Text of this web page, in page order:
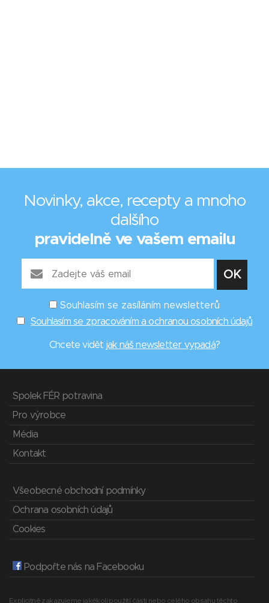
Novinky, akce, recepty a mnoho
dalšího
pravidelně ve vašem emailu
Souhlasím se zasíláním newsletterů
Souhlasím se zpracováním a ochranou osobních údajů
Chcete vidět jak náš newsletter vypadá?
Spolek FÉR potravina
Pro výrobce
Média
Kontakt
Všeobecné obchodní podmínky
Ochrana osobních údajů
Cookies
Podpořte nás na Facebooku
Explicitně zakazujeme jakékoli použití části nebo celého obsahu těchto